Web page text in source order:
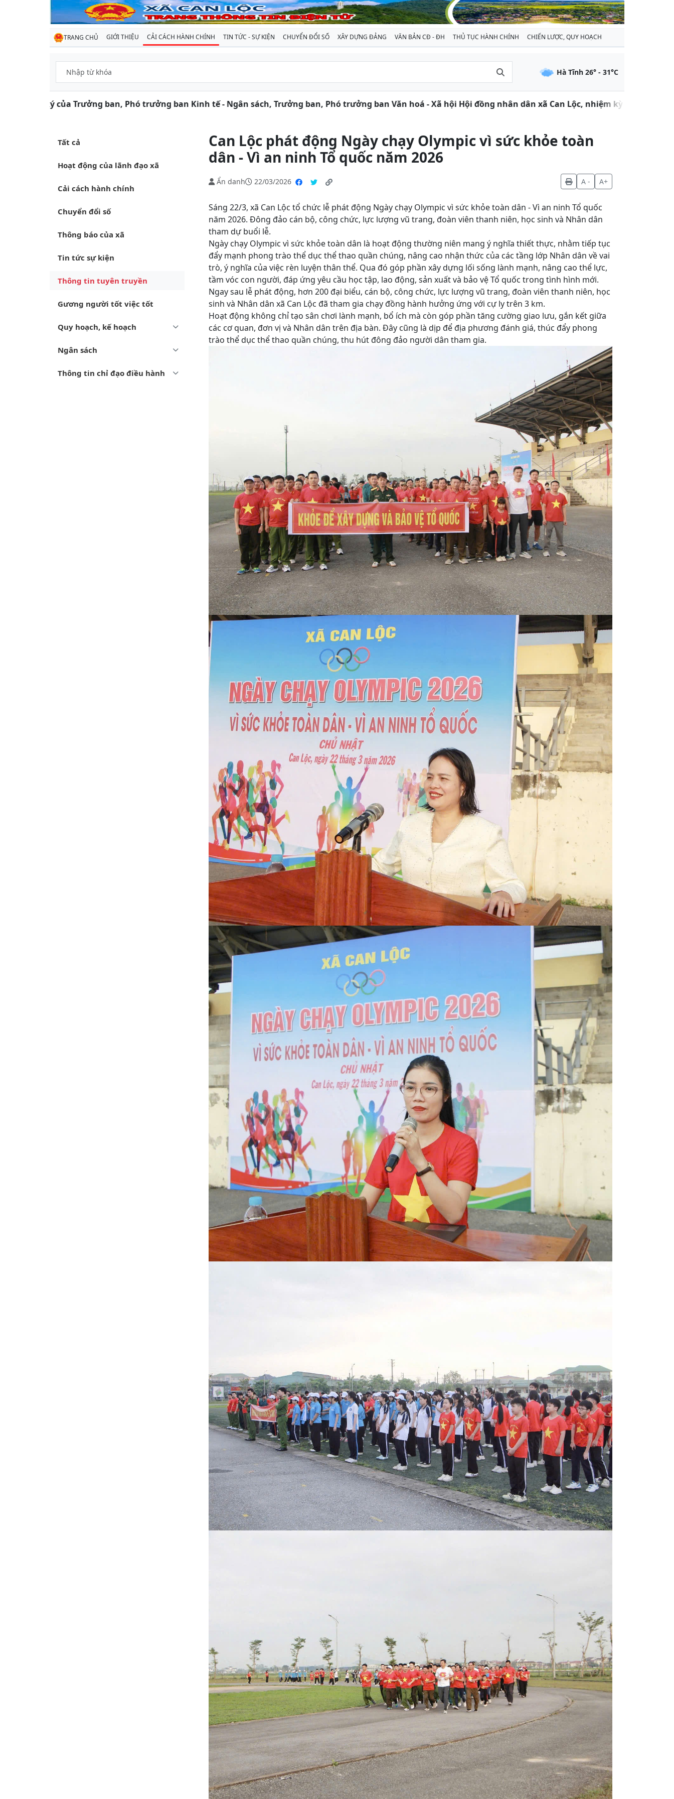
TRANG CHỦ GIỚI THIỆU CẢI CÁCH HÀNH CHÍNH TIN TỨC - SỰ KIỆN CHUYỂN ĐỔI SỐ XÂY DỰNG ĐẢNG VĂN BẢN CĐ - ĐH THỦ TỤC HÀNH CHÍNH CHIẾN LƯỢC, QUY HOẠCH
Hà Tĩnh 26° - 31°C
của Trưởng ban, Phó trưởng ban Kinh tế - Ngân sách, Trưởng ban, Phó trưởng ban Văn hoá - Xã hội Hội đồng nhân dân xã Can Lộc, nhiệm kỳ 2021 - 2026
Tất cả
Hoạt động của lãnh đạo xã
Cải cách hành chính
Chuyển đổi số
Thông báo của xã
Tin tức sự kiện
Thông tin tuyên truyền
Gương người tốt việc tốt
Quy hoạch, kế hoạch
Ngân sách
Thông tin chỉ đạo điều hành
Can Lộc phát động Ngày chạy Olympic vì sức khỏe toàn
dân - Vì an ninh Tổ quốc năm 2026
Ẩn danh 22/03/2026 A - A+
Sáng 22/3, xã Can Lộc tổ chức lễ phát động Ngày chạy Olympic vì sức khỏe toàn dân - Vì an ninh Tổ quốc
năm 2026. Đông đảo cán bộ, công chức, lực lượng vũ trang, đoàn viên thanh niên, học sinh và Nhân dân
tham dự buổi lễ.
Ngày chạy Olympic vì sức khỏe toàn dân là hoạt động thường niên mang ý nghĩa thiết thực, nhằm tiếp tục
đẩy mạnh phong trào thể dục thể thao quần chúng, nâng cao nhận thức của các tầng lớp Nhân dân về vai
trò, ý nghĩa của việc rèn luyện thân thể. Qua đó góp phần xây dựng lối sống lành mạnh, nâng cao thể lực,
tầm vóc con người, đáp ứng yêu cầu học tập, lao động, sản xuất và bảo vệ Tổ quốc trong tình hình mới.
Ngay sau lễ phát động, hơn 200 đại biểu, cán bộ, công chức, lực lượng vũ trang, đoàn viên thanh niên, học
sinh và Nhân dân xã Can Lộc đã tham gia chạy đồng hành hưởng ứng với cự ly trên 3 km.
Hoạt động không chỉ tạo sân chơi lành mạnh, bổ ích mà còn góp phần tăng cường giao lưu, gắn kết giữa
các cơ quan, đơn vị và Nhân dân trên địa bàn. Đây cũng là dịp để địa phương đánh giá, thúc đẩy phong
trào thể dục thể thao quần chúng, thu hút đông đảo người dân tham gia.